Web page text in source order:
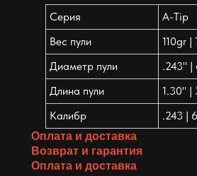
Серия
A-Tip
Вес пули
110gr |
Диаметр пули
.243" |
Длина пули
1.30" |
Калибр
.243 |
Оплата и доставка
Возврат и гарантия
Оплата и доставка